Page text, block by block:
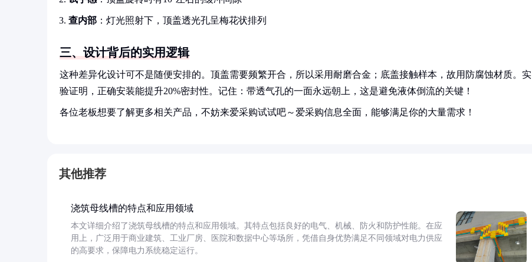
查内部 ：灯光照射下，顶盖透光孔呈梅花状排列
三、设计背后的实用逻辑
这种差异化设计可不是随便安排的。顶盖需要频繁开合，所以采用耐磨合金；底盖接触样本，故用防腐蚀材质。实
验证明，正确安装能提升20%密封性。记住：带透气孔的一面永远朝上，这是避免液体倒流的关键！
各位老板想要了解更多相关产品，不妨来爱采购试试吧～爱采购信息全面，能够满足你的大量需求！
其他推荐
浇筑母线槽的特点和应用领域
本文详细介绍了浇筑母线槽的特点和应用领域。其特点包括良好的电气、机械、防火和防护性能。在应
用上，广泛用于商业建筑、工业厂房、医院和数据中心等场所，凭借自身优势满足不同领域对电力供应
的高要求，保障电力系统稳定运行。